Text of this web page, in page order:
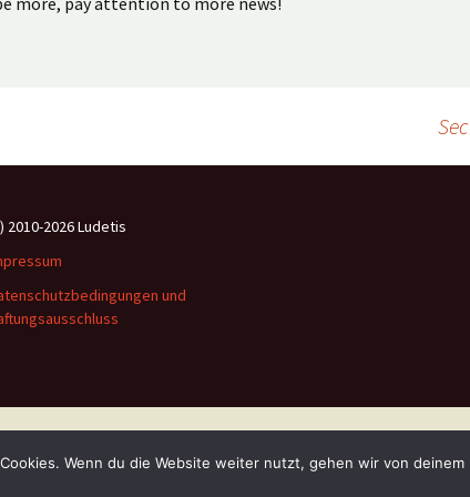
2010-2026 Ludetis
und
Wenn du die Website weiter nutzt, gehen wir von deinem